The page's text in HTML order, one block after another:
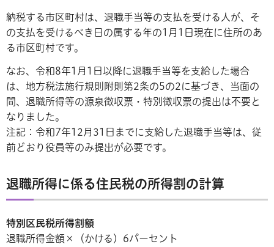
納税する市区町村は、退職手当等の支払を受ける人が、そ
の支払を受けるべき日の属する年の1月1日現在に住所のあ
る市区町村です。
なお、令和8年1月1日以降に退職手当等を支給した場合
は、地方税法施行規則附則第2条の5の2に基づき、当面の
間、退職所得等の源泉徴収票・特別徴収票の提出は不要と
なりました。
注記：令和7年12月31日までに支給した退職手当等は、従
前どおり役員等のみ提出が必要です。
退職所得に係る住民税の所得割の計算
特別区民税所得割額
退職所得金額×（かける）6パーセント